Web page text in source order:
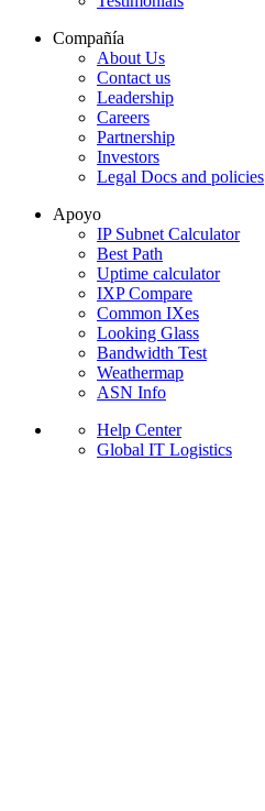
Compañía
About Us
Contact us
Leadership
Careers
Partnership
Investors
Legal Docs and policies
Apoyo
IP Subnet Calculator
Best Path
Uptime calculator
IXP Compare
Common IXes
Looking Glass
Bandwidth Test
Weathermap
ASN Info
Help Center
Global IT Logistics